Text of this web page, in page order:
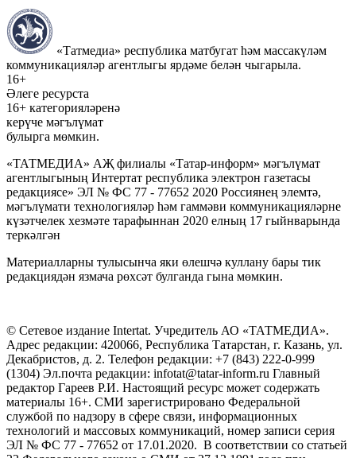
«Татмедиа» республика матбугат һәм массакүләм
коммуникацияләр агентлыгы ярдәме белән чыгарыла.
16+
Әлеге ресурста
16+ категорияләренә
керүче мәгълүмат
булырга мөмкин.
«ТАТМЕДИА» АҖ филиалы «Татар-информ» мәгълүмат
агентлыгының Интертат республика электрон газетасы
редакциясе» ЭЛ № ФС 77 - 77652 2020 Россиянең элемтә,
мәгълүмати технологияләр һәм гаммәви коммуникацияләрне
күзәтчелек хезмәте тарафыннан 2020 елның 17 гыйнварында
теркәлгән
Материалларны тулысынча яки өлешчә куллану бары тик
редакциядән язмача рөхсәт булганда гына мөмкин.
© Сетевое издание Intertat. Учредитель АО «ТАТМЕДИА».
Адрес редакции: 420066, Республика Татарстан, г. Казань, ул.
Декабристов, д. 2. Телефон редакции: +7 (843) 222-0-999
(1304) Эл.почта редакции: infotat@tatar-inform.ru Главный
редактор Гареев Р.И. Настоящий ресурс может содержать
материалы 16+. СМИ зарегистрировано Федеральной
службой по надзору в сфере связи, информационных
технологий и массовых коммуникаций, номер записи серия
ЭЛ № ФС 77 - 77652 от 17.01.2020. В соответствии со статьей